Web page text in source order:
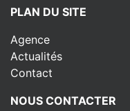
PLAN DU SITE
Agence
Actualités
Contact
NOUS CONTACTER